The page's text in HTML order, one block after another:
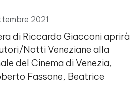
2021
di Riccardo Giacconi aprirà
Notti Veneziane alla
del Cinema di Venezia,
Fassone, Beatrice